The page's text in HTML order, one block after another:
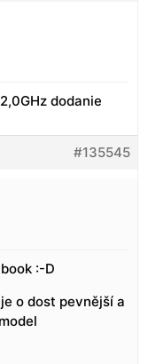
dodanie
#135545
:-D
o dost pevnější a